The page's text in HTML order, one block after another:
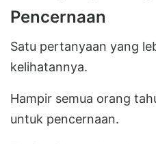
Pencernaan
Satu pertanyaan yang
kelihatannya.
Hampir semua orang
untuk pencernaan.